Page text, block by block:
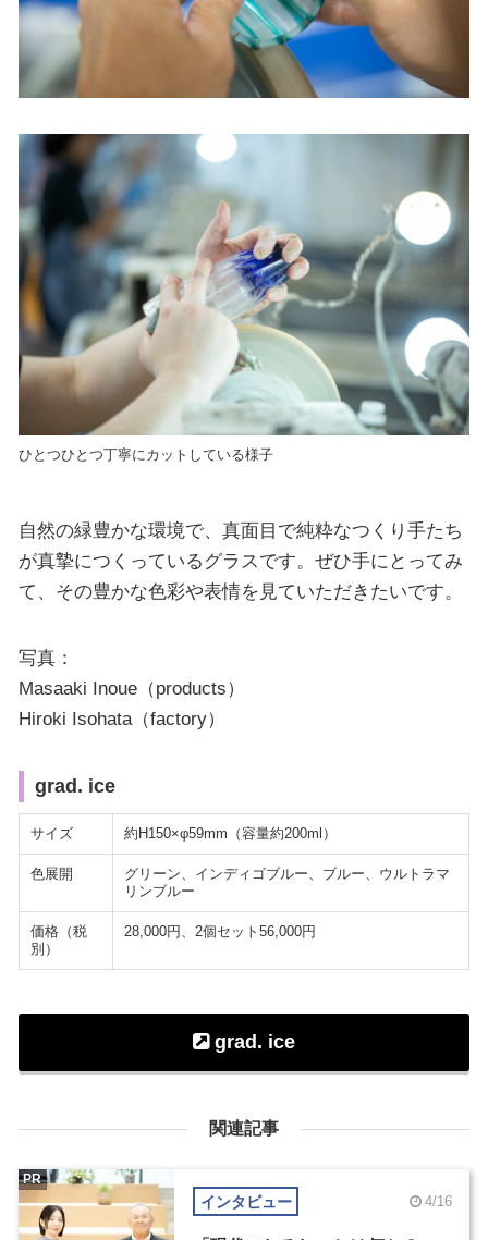
ひとつひとつ丁寧にカットしている様子
自然の緑豊かな環境で、真面目で純粋なつくり手たち
が真摯につくっているグラスです。ぜひ手にとってみ
て、その豊かな色彩や表情を見ていただきたいです。
写真：
Masaaki Inoue（products）
Hiroki Isohata（factory）
grad. ice
サイズ 約H150×φ59mm（容量約200ml）
色展開
グリーン、インディゴブルー、ブルー、ウルトラマ
リンブルー
価格（税
別）
28,000円、2個セット56,000円
grad. ice
関連記事
インタビュー 4/16
PR